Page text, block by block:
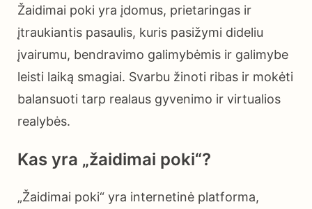
Žaidimai poki yra įdomus, prietaringas ir
įtraukiantis pasaulis, kuris pasižymi dideliu
įvairumu, bendravimo galimybėmis ir galimybe
leisti laiką smagiai. Svarbu žinoti ribas ir mokėti
balansuoti tarp realaus gyvenimo ir virtualios
realybės.
Kas yra „žaidimai poki“?
„Žaidimai poki“ yra internetinė platforma,